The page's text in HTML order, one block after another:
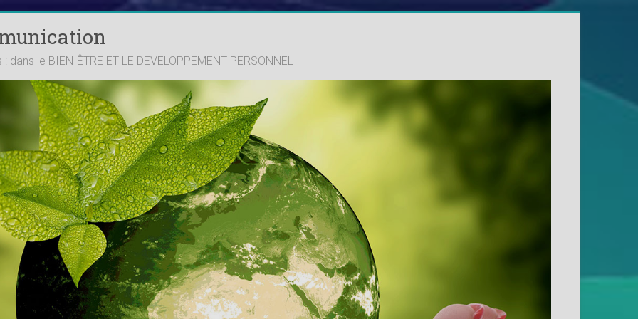
le BIEN-ÊTRE ET LE DEVELOPPEMENT PERSONNEL